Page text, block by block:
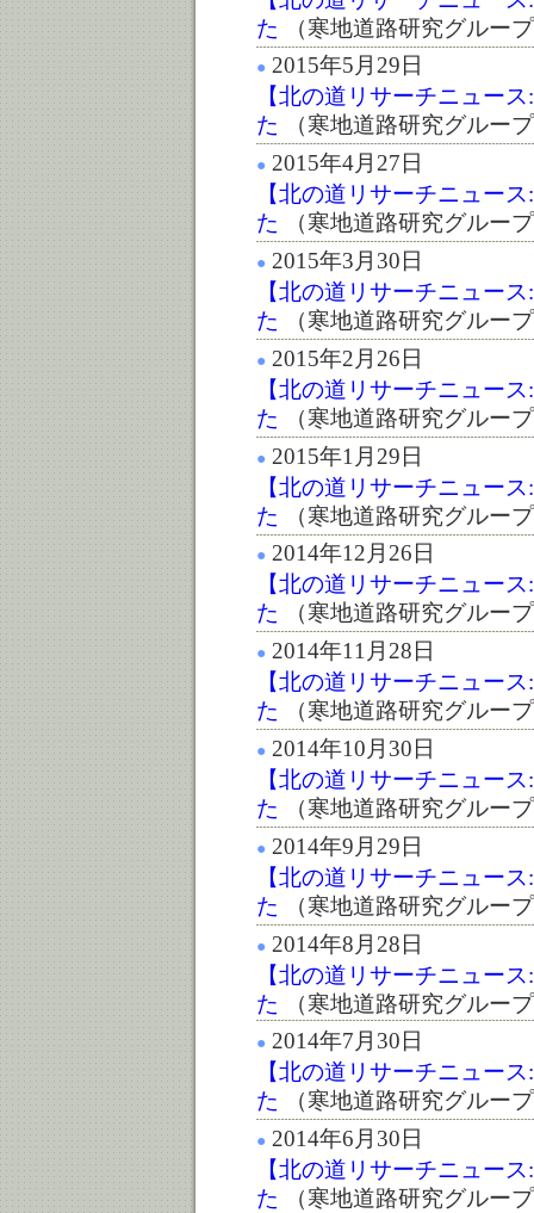
た （寒地道路研究グルー
● 2015年5月29日
【北の道リサーチニュー
た （寒地道路研究グルー
● 2015年4月27日
【北の道リサーチニュー
た （寒地道路研究グルー
● 2015年3月30日
【北の道リサーチニュー
た （寒地道路研究グルー
● 2015年2月26日
【北の道リサーチニュー
た （寒地道路研究グルー
● 2015年1月29日
【北の道リサーチニュー
た （寒地道路研究グルー
● 2014年12月26日
【北の道リサーチニュー
た （寒地道路研究グルー
● 2014年11月28日
【北の道リサーチニュー
た （寒地道路研究グルー
● 2014年10月30日
【北の道リサーチニュー
た （寒地道路研究グルー
● 2014年9月29日
【北の道リサーチニュー
た （寒地道路研究グルー
● 2014年8月28日
【北の道リサーチニュー
た （寒地道路研究グルー
● 2014年7月30日
【北の道リサーチニュー
た （寒地道路研究グルー
● 2014年6月30日
【北の道リサーチニュー
た （寒地道路研究グルー